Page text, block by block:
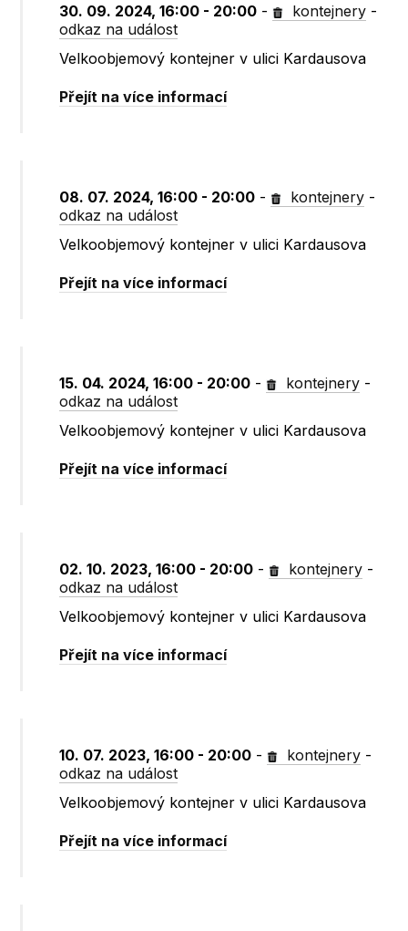
30. 09. 2024, 16:00 - 20:00 - kontejnery -
odkaz na událost
Velkoobjemový kontejner v ulici Kardausova
Přejít na více informací
08. 07. 2024, 16:00 - 20:00 - kontejnery -
odkaz na událost
Velkoobjemový kontejner v ulici Kardausova
Přejít na více informací
15. 04. 2024, 16:00 - 20:00 - kontejnery -
odkaz na událost
Velkoobjemový kontejner v ulici Kardausova
Přejít na více informací
02. 10. 2023, 16:00 - 20:00 - kontejnery -
odkaz na událost
Velkoobjemový kontejner v ulici Kardausova
Přejít na více informací
10. 07. 2023, 16:00 - 20:00 - kontejnery -
odkaz na událost
Velkoobjemový kontejner v ulici Kardausova
Přejít na více informací